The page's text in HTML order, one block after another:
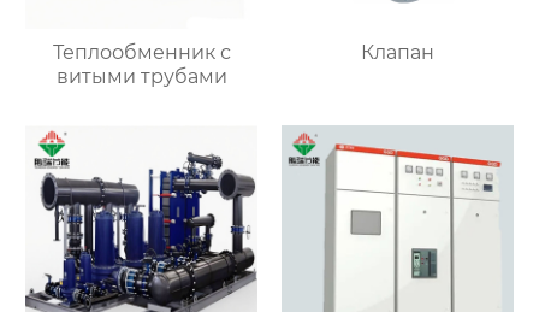
Теплообменник с
витыми трубами
Клапан